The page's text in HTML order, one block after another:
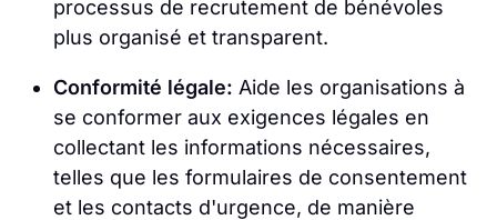
processus de recrutement de bénévoles
plus organisé et transparent.
Conformité légale: Aide les organisations à
se conformer aux exigences légales en
collectant les informations nécessaires,
telles que les formulaires de consentement
et les contacts d'urgence, de manière